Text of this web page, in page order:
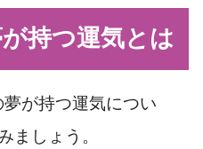
持つ運気とは
が持つ運気につい
ましょう。